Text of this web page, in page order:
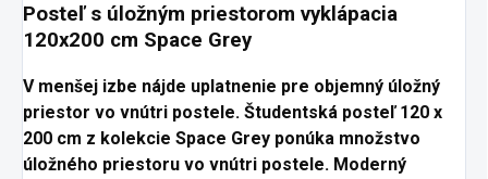
Posteľ s úložným priestorom vyklápacia
120x200 cm Space Grey
V menšej izbe nájde uplatnenie pre objemný úložný
priestor vo vnútri postele. Študentská posteľ 120 x
200 cm z kolekcie Space Grey ponúka množstvo
úložného priestoru vo vnútri postele. Moderný